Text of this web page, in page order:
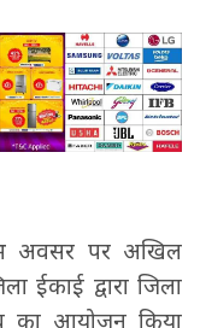
अवसर पर अखिल
ईकाई द्वारा जिला
का आयोजन किया